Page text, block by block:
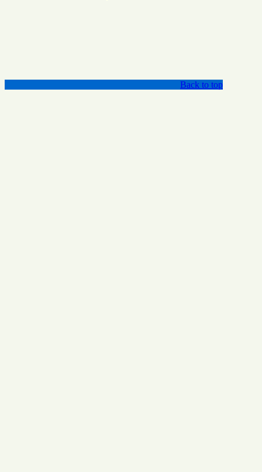
Back to top